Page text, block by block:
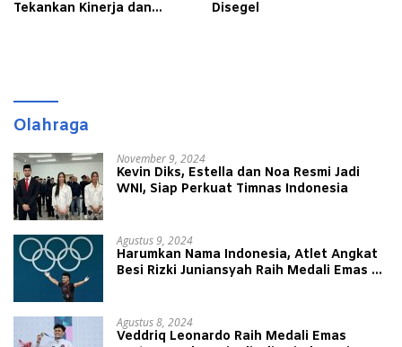
Tekankan Kinerja dan
Disegel
Olahraga
November 9, 2024
Kevin Diks, Estella dan Noa Resmi Jadi
WNI, Siap Perkuat Timnas Indonesia
Agustus 9, 2024
Harumkan Nama Indonesia, Atlet Angkat
Besi Rizki Juniansyah Raih Medali Emas di
Agustus 8, 2024
Veddriq Leonardo Raih Medali Emas